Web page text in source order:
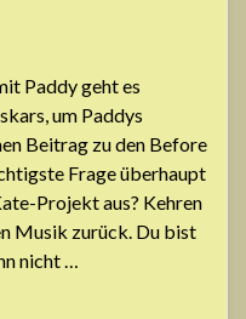
Paddy geht es
um Paddys
Beitrag zu den Before
Frage überhaupt
Projekt aus? Kehren
Musik zurück. Du bist
nicht …